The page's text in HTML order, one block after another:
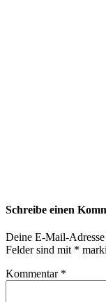
Schreibe einen
Deine E-Mail-
Felder sind mit *
Kommentar *